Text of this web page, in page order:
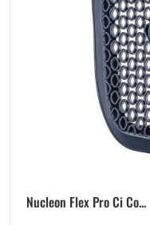
Nucleon Flex Pro Ci Co...